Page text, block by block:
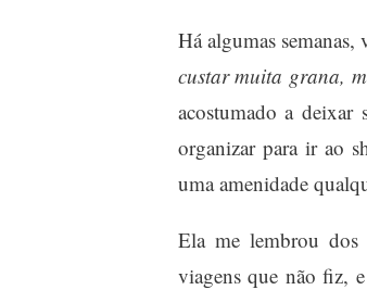
Há algumas
custar muita grana,
acostumado a deixar
organizar para ir ao
uma amenidade
Ela me lembrou dos
viagens que não fiz,